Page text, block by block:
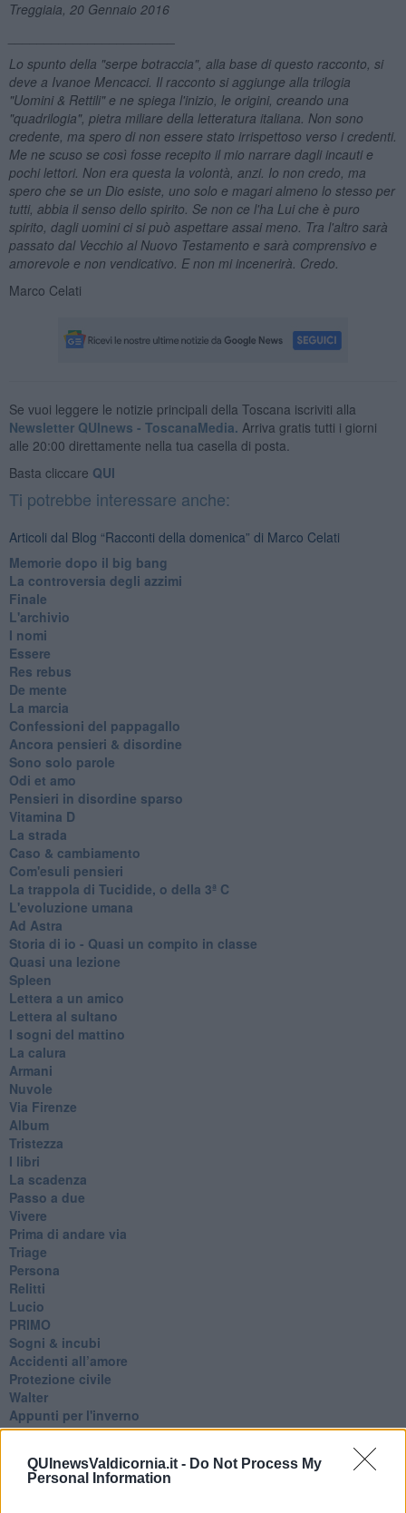
QUInewsValdicornia.it - Do Not Process My
Personal Information
Treggiaia, 20 Gennaio 2016
Lo spunto della "serpe botraccia", alla base di questo racconto, si
deve a Ivanoe Mencacci. Il racconto si aggiunge alla trilogia
"Uomini & Rettili" e ne spiega l'inizio, le origini, creando una
"quadrilogia", pietra miliare della letteratura italiana. Non sono
credente, ma spero di non essere stato irrispettoso verso i credenti.
Me ne scuso se così fosse recepito il mio narrare dagli incauti e
pochi lettori. Non era questa la volontà, anzi. Io non credo, ma
spero che se un Dio esiste, uno solo e magari almeno lo stesso per
tutti, abbia il senso dello spirito. Se non ce l'ha Lui che è puro
spirito, dagli uomini ci si può aspettare assai meno. Tra l'altro sarà
passato dal Vecchio al Nuovo Testamento e sarà comprensivo e
amorevole e non vendicativo. E non mi incenerirà. Credo.
Marco Celati
Se vuoi leggere le notizie principali della Toscana iscriviti alla
Newsletter QUInews - ToscanaMedia. Arriva gratis tutti i giorni
alle 20:00 direttamente nella tua casella di posta.
Basta cliccare QUI
Ti potrebbe interessare anche:
Articoli dal Blog “Racconti della domenica” di Marco Celati
Memorie dopo il big bang
La controversia degli azzimi
Finale
L'archivio
I nomi
Essere
Res rebus
De mente
La marcia
Confessioni del pappagallo
Ancora pensieri & disordine
Sono solo parole
Odi et amo
Pensieri in disordine sparso
Vitamina D
La strada
Caso & cambiamento
Com'esuli pensieri
La trappola di Tucidide, o della 3ª C
L'evoluzione umana
Ad Astra
Storia di io - Quasi un compito in classe
Quasi una lezione
Spleen
Lettera a un amico
Lettera al sultano
I sogni del mattino
La calura
Armani
Nuvole
Via Firenze
Album
Tristezza
I libri
La scadenza
Passo a due
Vivere
Prima di andare via
Triage
Persona
Relitti
Lucio
PRIMO
Sogni & incubi
Accidenti all’amore
Protezione civile
Walter
Appunti per l'inverno
Il muro di Baj
La tempesta e altro
Umani